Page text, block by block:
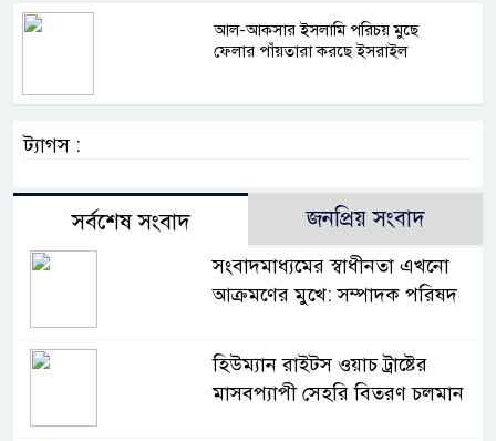
আল-আকসার ইসলামি পরিচয় মুছে
ফেলার পাঁয়তারা করছে ইসরাইল
ট্যাগস :
সর্বশেষ সংবাদ জনপ্রিয় সংবাদ
সংবাদমাধ্যমের স্বাধীনতা এখনো
আক্রমণের মুখে: সম্পাদক পরিষদ
হিউম্যান রাইটস ওয়াচ ট্রাষ্টের
মাসবপ্যাপী সেহরি বিতরণ চলমান